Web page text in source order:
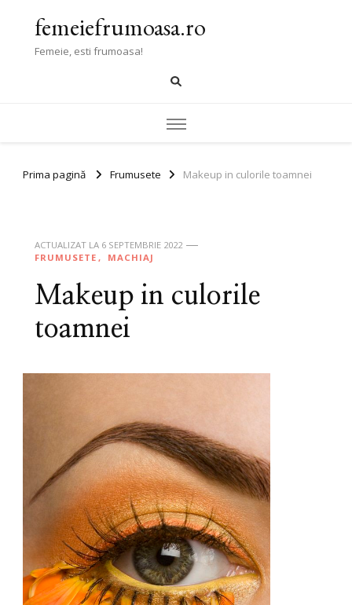
femeiefrumoasa.ro
Femeie, esti frumoasa!
Prima pagină Frumusete Makeup in culorile toamnei
ACTUALIZAT LA 6 SEPTEMBRIE 2022
FRUMUSETE
MACHIAJ
Makeup in culorile
toamnei